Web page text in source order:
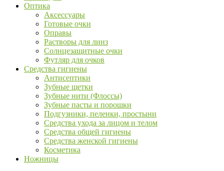
Оптика
Аксессуары
Готовые очки
Оправы
Растворы для линз
Солнцезащитные очки
Футляр для очков
Средства гигиены
Антисептики
Зубные щетки
Зубные нити (Флоссы)
Зубные пасты и порошки
Подгузники, пеленки, простыни
Средства ухода за лицом и телом
Средства общей гигиены
Средства женской гигиены
Косметика
Ножницы